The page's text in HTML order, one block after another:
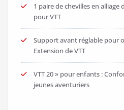
1 paire de chevilles en alliage
pour VTT
Support avant réglable pour
Extension de VTT
VTT 20 » pour enfants :
jeunes aventuriers